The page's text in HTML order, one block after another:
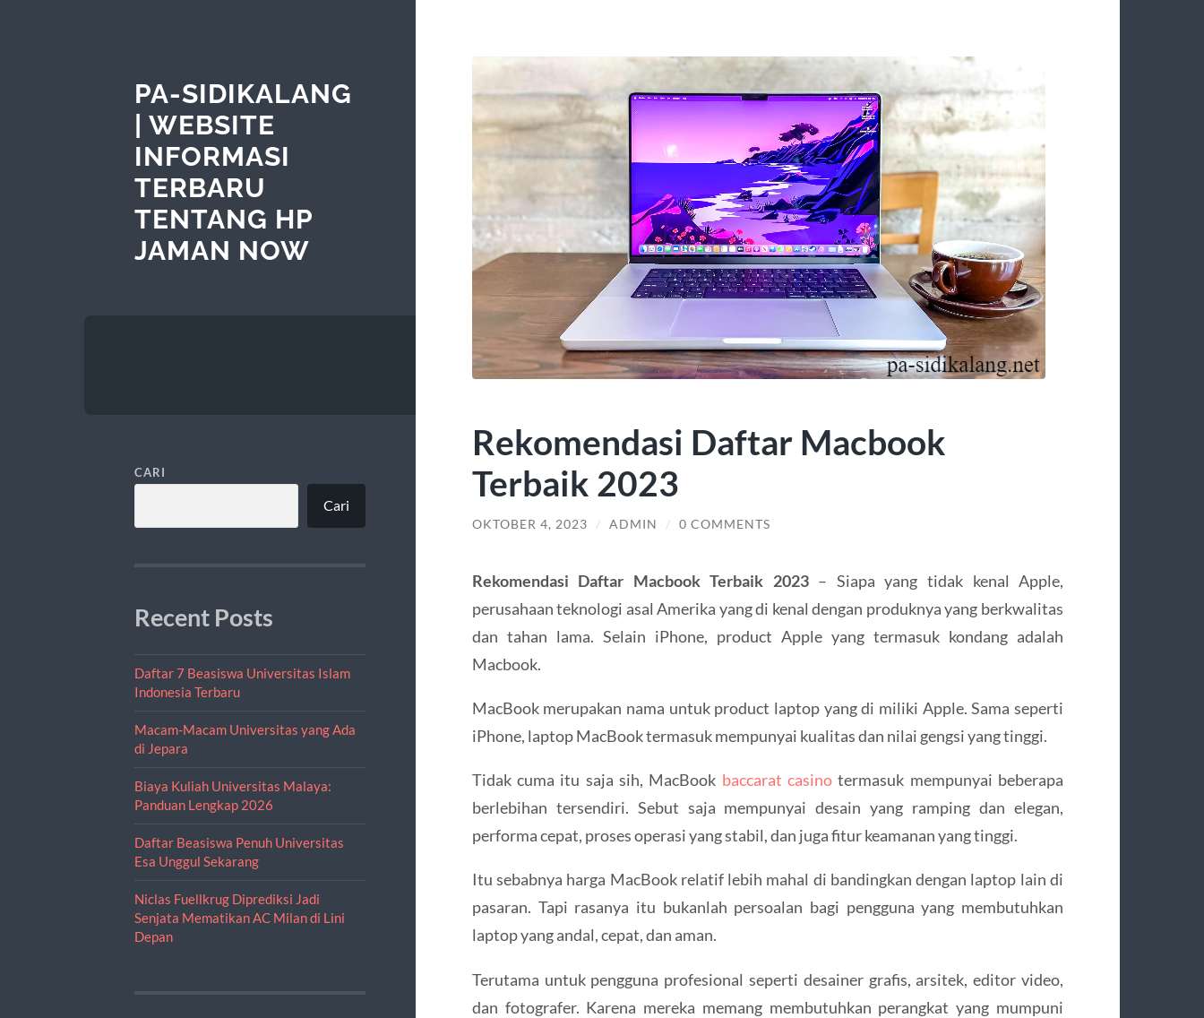
PA-SIDIKALANG
| WEBSITE
INFORMASI
TERBARU
TENTANG HP
JAMAN NOW
CARI
Cari
Recent Posts
Daftar 7 Beasiswa Universitas Islam
Indonesia Terbaru
Macam-Macam Universitas yang Ada
di Jepara
Biaya Kuliah Universitas Malaya:
Panduan Lengkap 2026
Daftar Beasiswa Penuh Universitas
Esa Unggul Sekarang
Niclas Fuellkrug Diprediksi Jadi
Senjata Mematikan AC Milan di Lini
Depan
Rekomendasi Daftar Macbook
Terbaik 2023
OKTOBER 4, 2023 / ADMIN / 0 COMMENTS
Rekomendasi Daftar Macbook Terbaik 2023– Siapa yang tidak kenal Apple,
perusahaan teknologi asal Amerika yang di kenal dengan produknya yang berkwalitas
dan tahan lama. Selain iPhone, product Apple yang termasuk kondang adalah
Macbook.
MacBook merupakan nama untuk product laptop yang di miliki Apple. Sama seperti
iPhone, laptop MacBook termasuk mempunyai kualitas dan nilai gengsi yang tinggi.
Tidak cuma itu saja sih, MacBook baccarat casino termasuk mempunyai beberapa
berlebihan tersendiri. Sebut saja mempunyai desain yang ramping dan elegan,
performa cepat, proses operasi yang stabil, dan juga fitur keamanan yang tinggi.
Itu sebabnya harga MacBook relatif lebih mahal di bandingkan dengan laptop lain di
pasaran. Tapi rasanya itu bukanlah persoalan bagi pengguna yang membutuhkan
laptop yang andal, cepat, dan aman.
Terutama untuk pengguna profesional seperti desainer grafis, arsitek, editor video,
dan fotografer. Karena mereka memang membutuhkan perangkat yang mumpuni